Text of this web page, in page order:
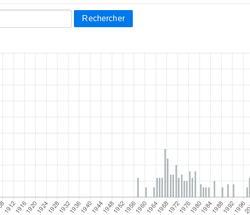
Rechercher